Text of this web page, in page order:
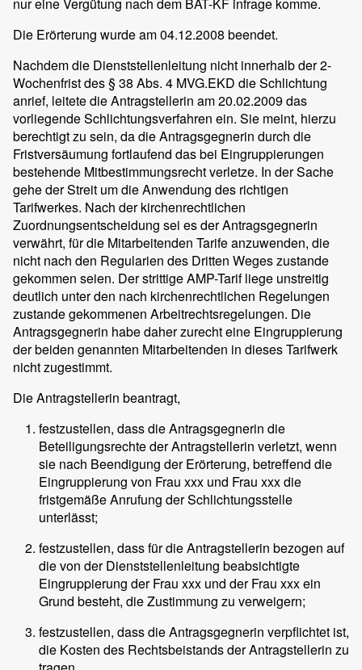
Die Erörterung wurde am 04.12.2008 beendet.
Nachdem die Dienststellenleitung nicht innerhalb der 2-
Wochenfrist des § 38 Abs. 4 MVG.EKD die Schlichtung
anrief, leitete die Antragstellerin am 20.02.2009 das
vorliegende Schlichtungsverfahren ein. Sie meint, hierzu
berechtigt zu sein, da die Antragsgegnerin durch die
Fristversäumung fortlaufend das bei Eingruppierungen
bestehende Mitbestimmungsrecht verletze. In der Sache
gehe der Streit um die Anwendung des richtigen
Tarifwerkes. Nach der kirchenrechtlichen
Zuordnungsentscheidung sei es der Antragsgegnerin
verwährt, für die Mitarbeitenden Tarife anzuwenden, die
nicht nach den Regularien des Dritten Weges zustande
gekommen seien. Der strittige AMP-Tarif liege unstreitig
deutlich unter den nach kirchenrechtlichen Regelungen
zustande gekommenen Arbeitrechtsregelungen. Die
Antragsgegnerin habe daher zurecht eine Eingruppierung
der beiden genannten Mitarbeitenden in dieses Tarifwerk
nicht zugestimmt.
Die Antragstellerin beantragt,
festzustellen, dass die Antragsgegnerin die
Beteiligungsrechte der Antragstellerin verletzt, wenn
sie nach Beendigung der Erörterung, betreffend die
Eingruppierung von Frau xxx und Frau xxx die
fristgemäße Anrufung der Schlichtungsstelle
unterlässt;
festzustellen, dass für die Antragstellerin bezogen auf
die von der Dienststellenleitung beabsichtigte
Eingruppierung der Frau xxx und der Frau xxx ein
Grund besteht, die Zustimmung zu verweigern;
festzustellen, dass die Antragsgegnerin verpflichtet ist,
die Kosten des Rechtsbeistands der Antragstellerin zu